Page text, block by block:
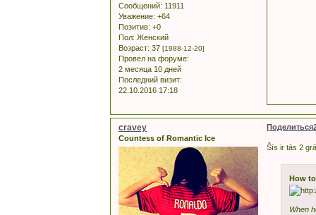
Сообщений: 11911
Уважение: +64
Позитив: +0
Пол: Женский
Возраст: 37 [1988-12-20]
Провел на форуме:
2 месяца 10 дней
Последний визит:
22.10.2016 17:18
Поделиться
cravey
Countess of Romantic Ice
Šīs ir tās 2
How
When